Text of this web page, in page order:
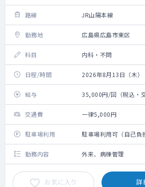
路線 JR山陽本線
勤務地 広島県広島市東区
科目 内科・不問
日程/時間 2026年8月13日（木
給与 35,000円/回（税込・
交通費 一律5,000円
駐車場利用 駐車場利用可（自己負
勤務内容 外来、病棟管理
お気に入り 詳